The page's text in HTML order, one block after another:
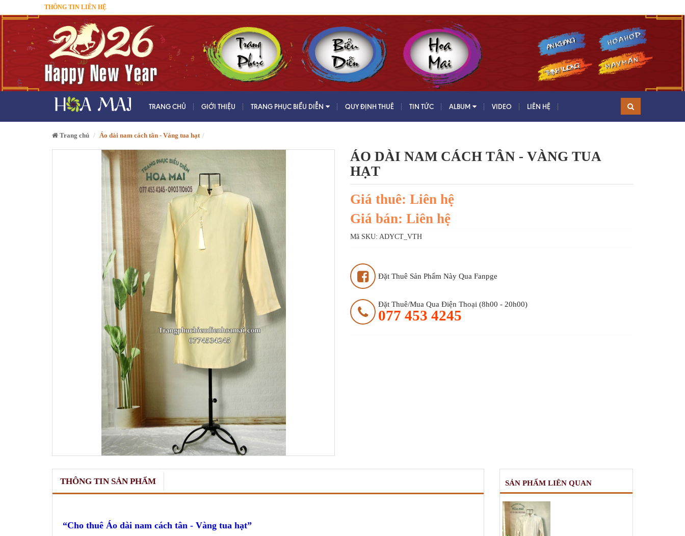
THÔNG TIN LIÊN HỆ
TRANG CHỦ GIỚI THIỆU TRANG PHỤC BIỂU DIỄN QUY ĐỊNH THUÊ TIN TỨC ALBUM VIDEO LIÊN HỆ
Trang chủ Áo dài nam cách tân - Vàng tua hạt
ÁO DÀI NAM CÁCH TÂN - VÀNG TUA
HẠT
Giá thuê: Liên hệ
Giá bán: Liên hệ
Mã SKU: ADYCT_VTH
Đặt Thuê Sản Phẩm Này Qua Fanpge
Đặt Thuê/mua Qua Điện Thoại (8h00 - 20h00)
077 453 4245
THÔNG TIN SẢN PHẨM
Cho thuê Áo dài nam cách tân - Vàng tua hạt
SẢN PHẨM LIÊN QUAN